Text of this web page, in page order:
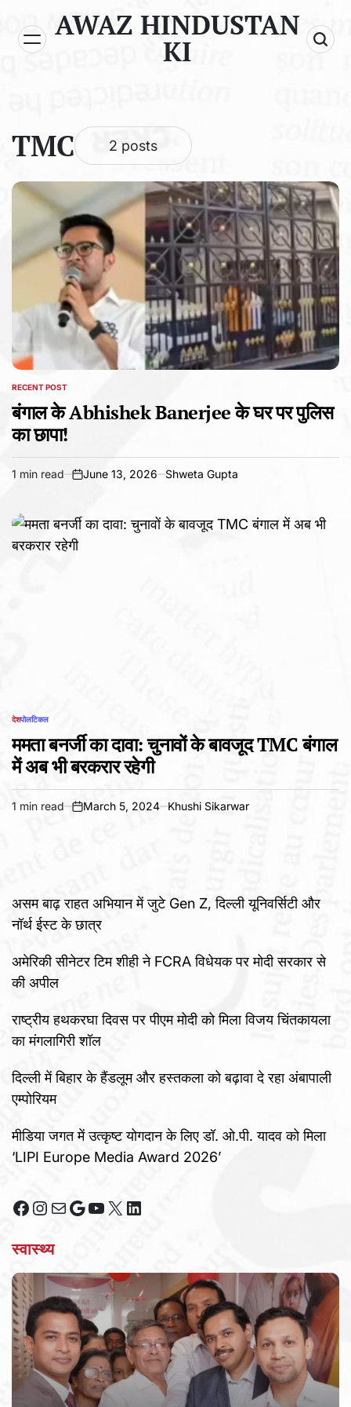
content
AWAZ HINDUSTAN
KI
TMC 2 posts
POSTED
IN
RECENT POST
बंगाल के Abhishek Banerjee के घर पर पुलिस
का छापा!
Estimated
time
1 min read
on
June 13, 2026 Shweta Gupta
POSTED
देशपोलटिकल
ममता बनर्जी का दावा: चुनावों के बावजूद TMC बंगाल
में अब भी बरकरार रहेगी
Estimated
1 min read
on
March 5, 2024 Khushi Sikarwar
असम बाढ़ राहत अभियान में जुटे Gen Z, दिल्ली यूनिवर्सिटी और
नॉर्थ ईस्ट के छात्र
अमेरिकी सीनेटर टिम शीही ने FCRA विधेयक पर मोदी सरकार से
की अपील
राष्ट्रीय हथकरघा दिवस पर पीएम मोदी को मिला विजय चिंतकायला
का मंगलागिरी शॉल
दिल्ली में बिहार के हैंडलूम और हस्तकला को बढ़ावा दे रहा अंबापाली
एम्पोरियम
मीडिया जगत में उत्कृष्ट योगदान के लिए डॉ. ओ.पी. यादव को मिला
‘LIPI Europe Media Award 2026’
Facebook
Instagram
MailGoogle
YouTube
X LinkedIn
स्वास्थ्य